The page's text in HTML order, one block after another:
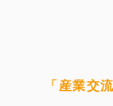
「産業